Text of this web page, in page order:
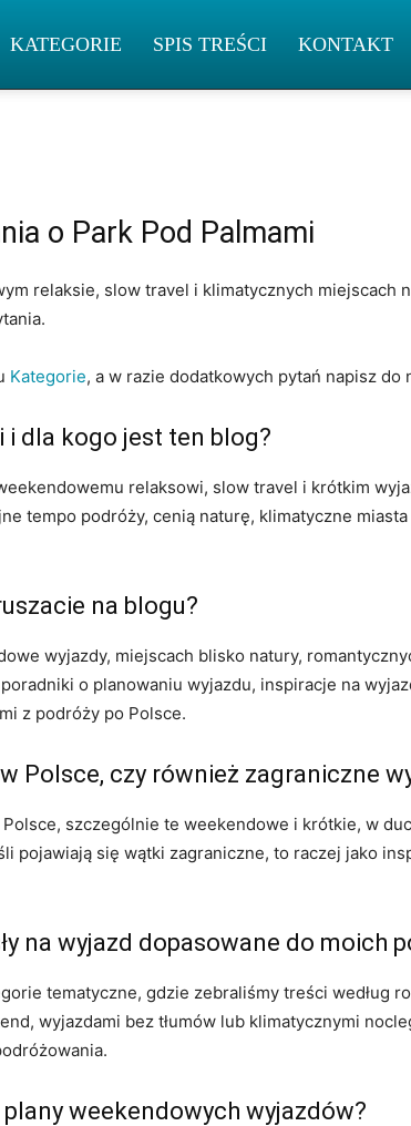
KATEGORIE SPIS TREŚCI KONTAKT
o Park Pod Palmami
relaksie, slow travel i klimatycznych
Kategorie, a w razie dodatkowych pytań napisz do
i dla kogo jest ten blog?
relaksowi, slow travel i krótkim
tempo podróży, cenią naturę, klimatyczne
na blogu?
wyjazdy, miejscach blisko natury,
o planowaniu wyjazdu, inspiracje na
z podróży po Polsce.
Polsce, czy również zagraniczne
Polsce, szczególnie te weekendowe i krótkie, w
pojawiają się wątki zagraniczne, to raczej jako
na wyjazd dopasowane do moich
tematyczne, gdzie zebraliśmy treści według
wyjazdami bez tłumów lub klimatycznymi
weekendowych wyjazdów?